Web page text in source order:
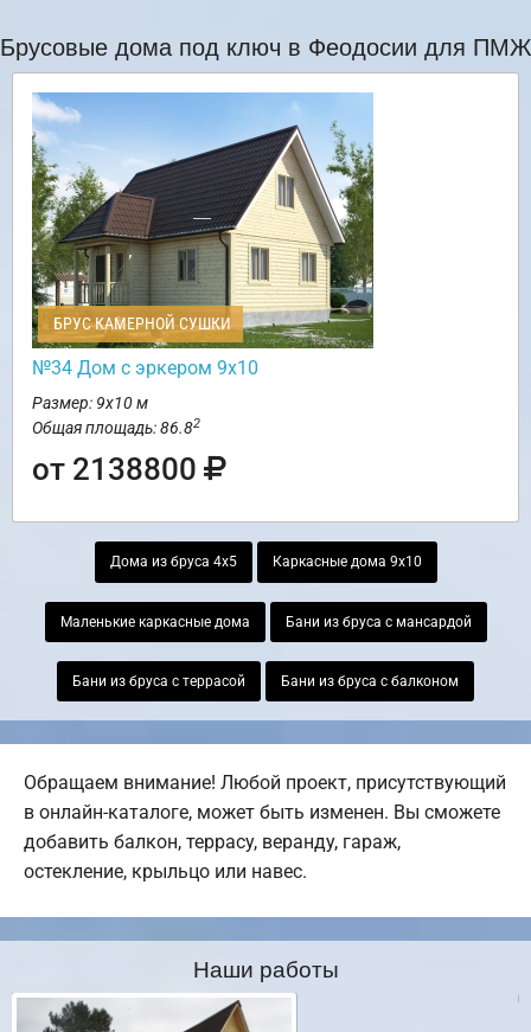
Брусовые дома под ключ в Феодосии для ПМЖ
БРУС КАМЕРНОЙ СУШКИ
№34 Дом с эркером 9х10
Размер: 9х10 м
Общая площадь: 86.82
от 2138800
Дома из бруса 4х5 Каркасные дома 9х10
Маленькие каркасные дома Бани из бруса с мансардой
Бани из бруса с террасой Бани из бруса с балконом
Обращаем внимание! Любой проект, присутствующий
в онлайн-каталоге, может быть изменен. Вы сможете
добавить балкон, террасу, веранду, гараж,
остекление, крыльцо или навес.
Наши работы